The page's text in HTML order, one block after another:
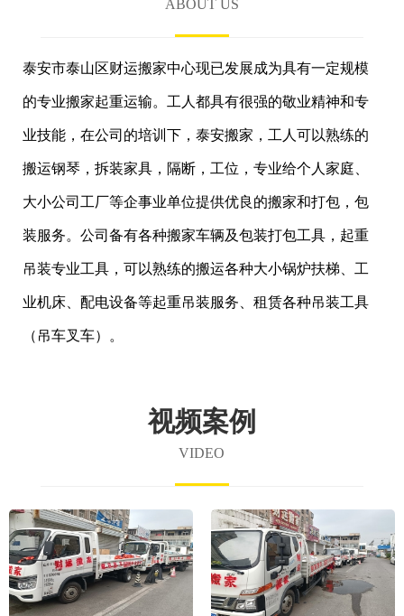
ABOUT US
泰安市泰山区财运搬家中心现已发展成为具有一定规模
的专业搬家起重运输。工人都具有很强的敬业精神和专
业技能，在公司的培训下，泰安搬家，工人可以熟练的
搬运钢琴，拆装家具，隔断，工位，专业给个人家庭、
大小公司工厂等企事业单位提供优良的搬家和打包，包
装服务。公司备有各种搬家车辆及包装打包工具，起重
吊装专业工具，可以熟练的搬运各种大小锅炉扶梯、工
业机床、配电设备等起重吊装服务、租赁各种吊装工具
（吊车叉车）。
视频案例
VIDEO